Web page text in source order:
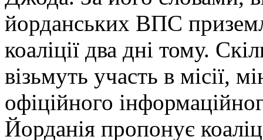
йорданських ВПС
коаліції два дні тому.
візьмуть участь в місії,
офіційного
Йорданія пропонує